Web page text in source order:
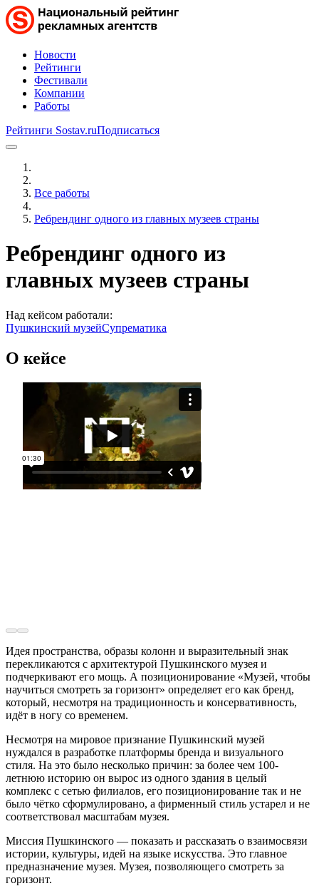
Новости
Рейтинги
Фестивали
Компании
Работы
Рейтинги Sostav.ruПодписаться
Все работы
Ребрендинг одного из главных музеев страны
Ребрендинг одного из
главных музеев страны
Над кейсом работали:
Пушкинский музейСупрематика
О кейсе
Идея пространства, образы колонн и выразительный знак
перекликаются с архитектурой Пушкинского музея и
подчеркивают его мощь. А позиционирование «Музей, чтобы
научиться смотреть за горизонт» определяет его как бренд,
который, несмотря на традиционность и консервативность,
идёт в ногу со временем.
Несмотря на мировое признание Пушкинский музей
нуждался в разработке платформы бренда и визуального
стиля. На это было несколько причин: за более чем 100-
летнюю историю он вырос из одного здания в целый
комплекс с сетью филиалов, его позиционирование так и не
было чётко сформулировано, а фирменный стиль устарел и не
соответствовал масштабам музея.
Миссия Пушкинского — показать и рассказать о взаимосвязи
истории, культуры, идей на языке искусства. Это главное
предназначение музея. Музея, позволяющего смотреть за
горизонт.